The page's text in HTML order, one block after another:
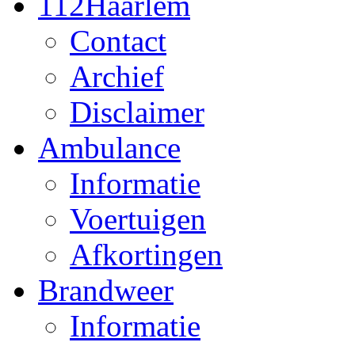
Contact
Archief
Disclaimer
Ambulance
Informatie
Voertuigen
Afkortingen
Brandweer
Informatie